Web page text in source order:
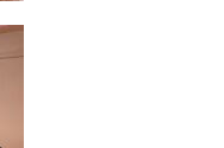
ให้
ความ